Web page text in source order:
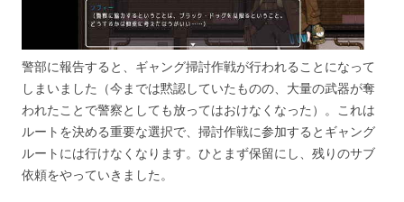
警部に報告すると、ギャング掃討作戦が行われることになって
しまいました（今までは黙認していたものの、大量の武器が奪
われたことで警察としても放ってはおけなくなった）。これは
ルートを決める重要な選択で、掃討作戦に参加するとギャング
ルートには行けなくなります。ひとまず保留にし、残りのサブ
依頼をやっていきました。